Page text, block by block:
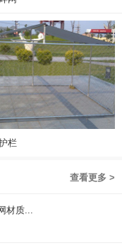
栏
查看更多 >
材质...